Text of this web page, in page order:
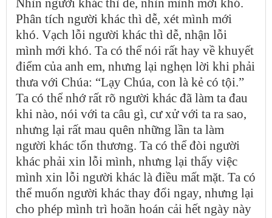
Nhìn người khác thì dễ, nhìn mình mới khó.
Phân tích người khác thì dễ, xét mình mới
khó. Vạch lỗi người khác thì dễ, nhận lỗi
mình mới khó. Ta có thể nói rất hay về khuyết
điểm của anh em, nhưng lại nghẹn lời khi phải
thưa với Chúa: “Lạy Chúa, con là kẻ có tội.”
Ta có thể nhớ rất rõ người khác đã làm ta đau
khi nào, nói với ta câu gì, cư xử với ta ra sao,
nhưng lại rất mau quên những lần ta làm
người khác tổn thương. Ta có thể đòi người
khác phải xin lỗi mình, nhưng lại thấy việc
mình xin lỗi người khác là điều mất mặt. Ta có
thể muốn người khác thay đổi ngay, nhưng lại
cho phép mình trì hoãn hoán cải hết ngày này